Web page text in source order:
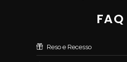
FAQ
Reso e Recesso